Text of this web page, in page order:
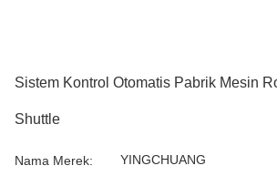
Sistem Kontrol Otomatis Pabrik Mesin
Shuttle
Nama Merek: YINGCHUANG